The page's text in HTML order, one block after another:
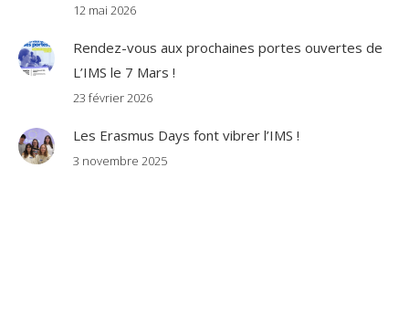
12 mai 2026
Rendez-vous aux prochaines portes ouvertes de
L’IMS le 7 Mars !
23 février 2026
Les Erasmus Days font vibrer l’IMS !
3 novembre 2025